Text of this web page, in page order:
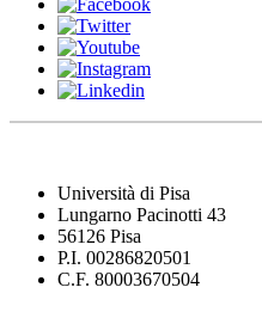
Università di Pisa
Lungarno Pacinotti 43
56126 Pisa
P.I. 00286820501
C.F. 80003670504